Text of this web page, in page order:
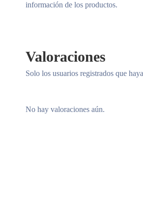
información de los productos.
Valoraciones
No hay valoraciones aún.
Solo los usuarios registrados que